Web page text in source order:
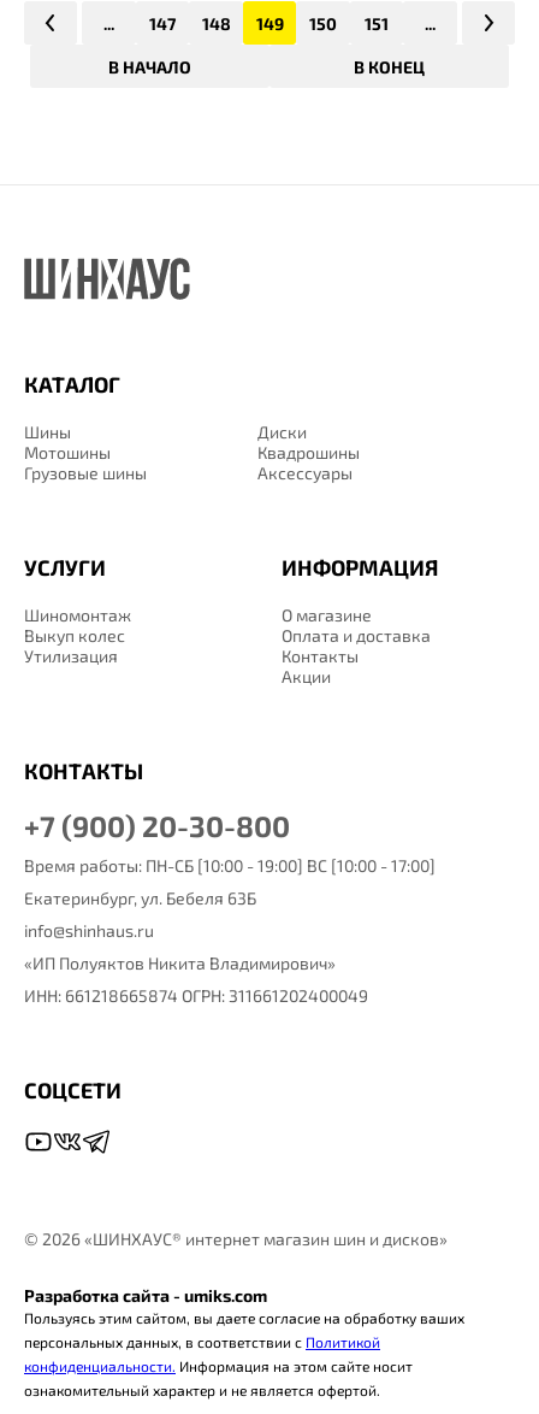
В НАЧАЛО
... 147 148 149 150 151 ...
В КОНЕЦ
© 2026 «ШИНХАУС® интернет магазин шин и дисков»
КАТАЛОГ
Шины
Диски
Мотошины
Квадрошины
Грузовые шины
Аксессуары
ИНФОРМАЦИЯ
О магазине
Оплата и доставка
Контакты
Акции
УСЛУГИ
Шиномонтаж
Выкуп колес
Утилизация
КОНТАКТЫ
+7 (900) 20-30-800
Время работы: ПН-СБ [10:00 - 19:00] ВС [10:00 - 17:00]
Екатеринбург, ул. Бебеля 63Б
info@shinhaus.ru
«ИП Полуяктов Никита Владимирович»
ИНН: 661218665874 ОГРН: 311661202400049
СОЦСЕТИ
Разработка сайта - umiks.com
Пользуясь этим сайтом, вы даете согласие на обработку ваших
персональных данных, в соответствии с Политикой
конфиденциальности. Информация на этом сайте носит
ознакомительный характер и не является офертой.